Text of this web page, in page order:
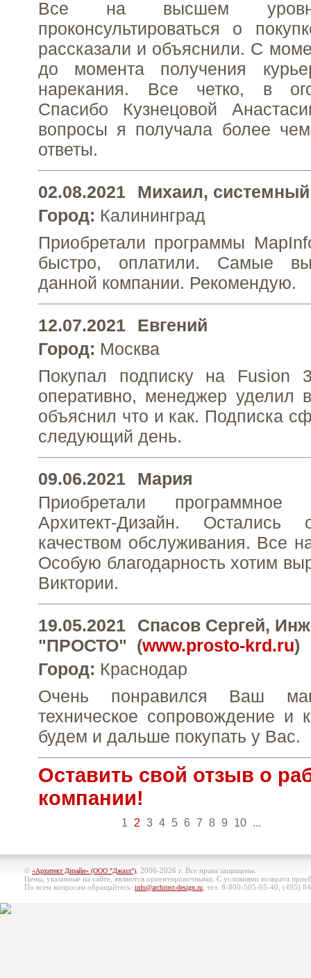
Все на высшем
проконсультироваться о
рассказали и объяснили. С
до момента получения
нарекания. Все четко, в
Спасибо Кузнецовой
вопросы я получала более
ответы.
02.08.2021 Михаил,
Город: Калининград
Приобретали программы
быстро, оплатили. Самые
данной компании. Рекомендую.
12.07.2021
Евгений
Город: Москва
Покупал подписку на Fusion
оперативно, менеджер уделил
объяснил что и как. Подписка
следующий день.
09.06.2021
Мария
Приобретали программное
Архитект-Дизайн. Остались
качеством обслуживания. Все
Особую благодарность хотим
Виктории.
19.05.2021 Спасов Сергей,
"ПРОСТО" (www.prosto-krd.ru)
Город: Краcнодар
Очень понравился Ваш
техническое сопровождение и
будем и дальше покупать у Вас.
Оставить свой отзыв о
компании!
1 2 3 4 5 6 7 8 9 10 ...
© «Архитект Дизайн» (ООО "Джазл") , 2006-2026 г. Все права защищены.
Цены, указанные на сайте, являются ориентировочными. С условиями возврата
По всем вопросам обращайтесь: info@architect-design.ru , тел. 8-800-505-05-40, (495)